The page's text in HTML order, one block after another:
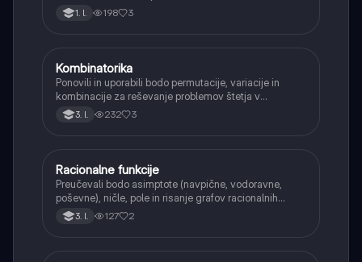
(naraščanje/padanje).
1. l. 198 3
Matematika
Kombinatorika
Ponovili in uporabili bodo permutacije, variacije in
kombinacije za reševanje problemov štetja v
verjetnosti.
3. l. 232 3
Matematika
Racionalne funkcije
Preučevali bodo asimptote (navpične, vodoravne,
poševne), ničle, pole in risanje grafov racionalnih
funkcij.
3. l. 127 2